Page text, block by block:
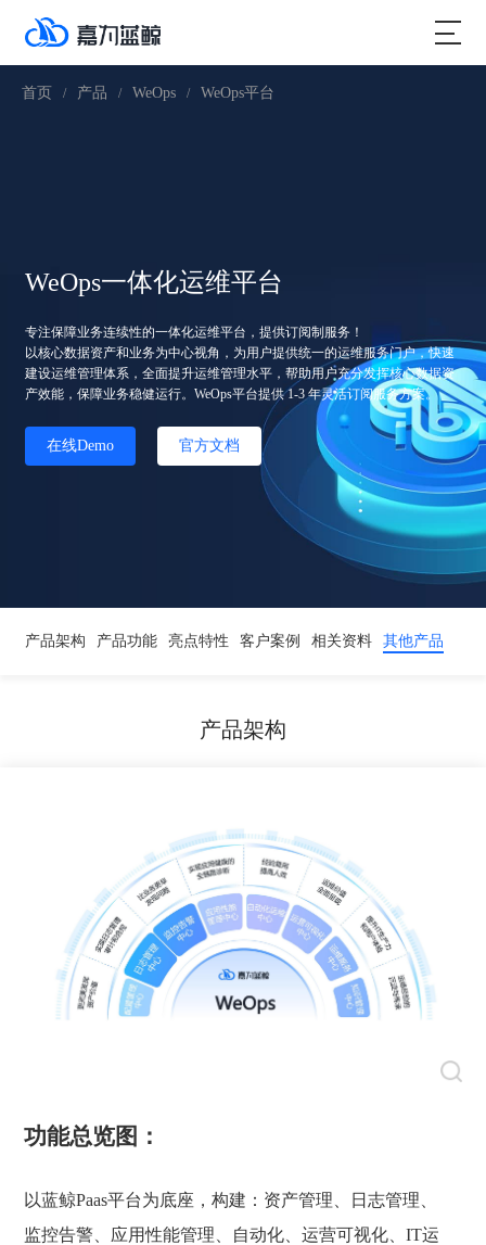
首页 / 产品 / WeOps / WeOps平台
WeOps一体化运维平台
专注保障业务连续性的一体化运维平台，提供订阅制服务！
以核心数据资产和业务为中心视角，为用户提供统一的运维服务门户，快速
建设运维管理体系，全面提升运维管理水平，帮助用户充分发挥核心数据资
产效能，保障业务稳健运行。WeOps平台提供 1-3 年灵活订阅服务方案。
在线Demo 官方文档
产品架构 产品功能 亮点特性 客户案例 相关资料 其他产品
产品架构
功能总览图：
以蓝鲸Paas平台为底座，构建： 资产管理、日志管理、
监控告警、应用性能管理、自动化、运营可视化、IT运